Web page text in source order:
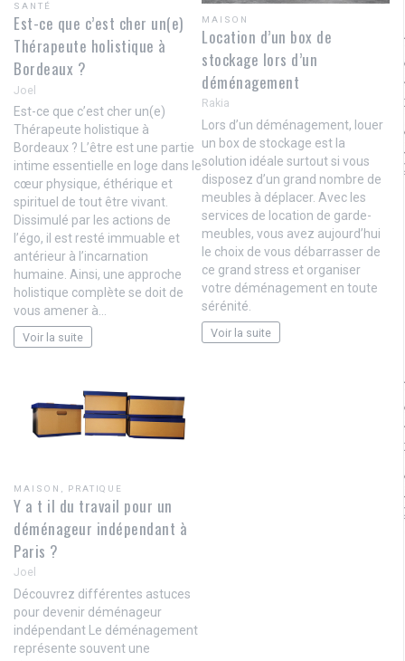
SANTÉ
Est-ce que c’est cher un(e)
Thérapeute holistique à
Bordeaux ?
Joel
Est-ce que c’est cher un(e)
Thérapeute holistique à
Bordeaux ? L’être est une partie
intime essentielle en loge dans le
cœur physique, éthérique et
spirituel de tout être vivant.
Dissimulé par les actions de
l’égo, il est resté immuable et
antérieur à l’incarnation
humaine. Ainsi, une approche
holistique complète se doit de
vous amener à…
Voir la suite
MAISON
Location d’un box de
stockage lors d’un
déménagement
Rakia
Lors d’un déménagement, louer
un box de stockage est la
solution idéale surtout si vous
disposez d’un grand nombre de
meubles à déplacer. Avec les
services de location de garde-
meubles, vous avez aujourd’hui
le choix de vous débarrasser de
ce grand stress et organiser
votre déménagement en toute
sérénité.
Voir la suite
MAISON PRATIQUE
Y a t il du travail pour un
déménageur indépendant à
Paris ?
Joel
Découvrez différentes astuces
pour devenir déménageur
indépendant Le déménagement
représente souvent une